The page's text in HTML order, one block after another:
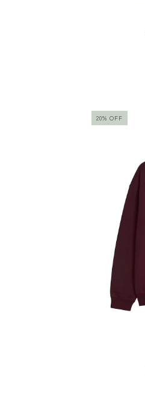
20% OFF